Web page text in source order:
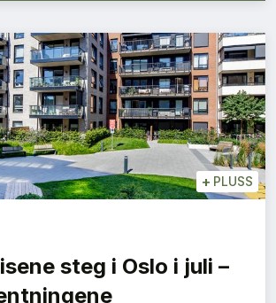
+ PLUSS
steg i Oslo i juli –